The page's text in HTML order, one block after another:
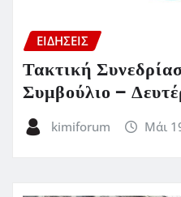
ΕΙΔΗΣΕΙΣ
Τακτική
Συμβούλιο –
kimiforum Μάι